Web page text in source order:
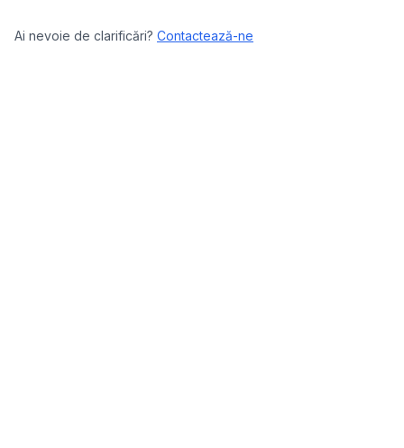
Ai nevoie de clarificări? Contactează-ne